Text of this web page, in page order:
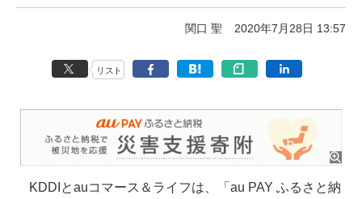
関口 聖 2020年7月28日 13:57
リスト
KDDIとauコマース＆ライフは、「au PAY ふるさと納